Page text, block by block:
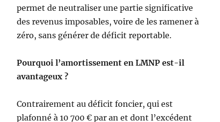
permet de neutraliser une partie significative
des revenus imposables, voire de les ramener à
zéro, sans générer de déficit reportable.
Pourquoi l’amortissement en LMNP est-il
avantageux ?
Contrairement au déficit foncier, qui est
plafonné à 10 700 € par an et dont l’excédent